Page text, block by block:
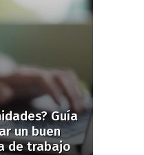
Guía
un buen
de trabajo